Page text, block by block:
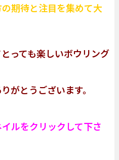
期待と注目を集めて大
っても楽しいボウリング
がとうございます。
ルをクリックして下さ